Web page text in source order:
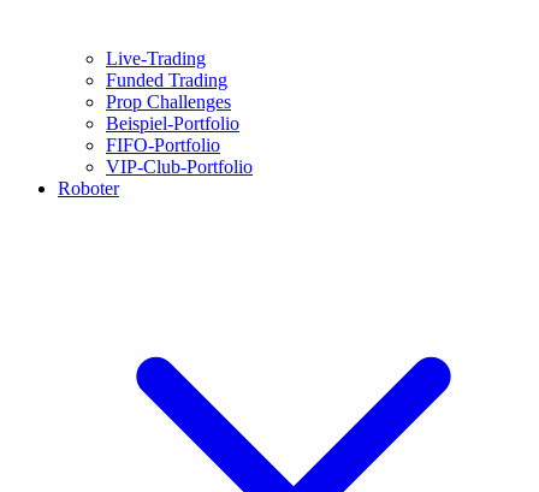
Live-Trading
Funded Trading
Prop Challenges
Beispiel-Portfolio
FIFO-Portfolio
VIP-Club-Portfolio
Roboter